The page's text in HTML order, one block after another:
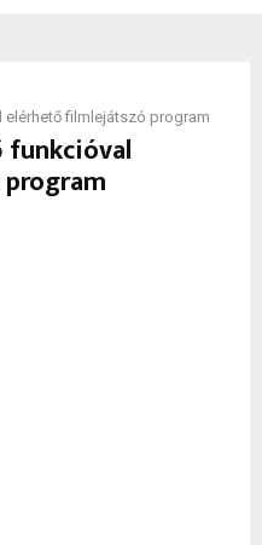
elérhető filmlejátszó program
funkcióval